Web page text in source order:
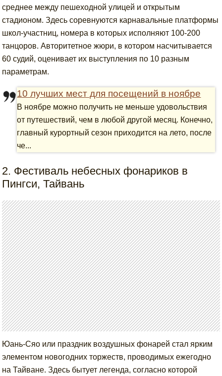
среднее между пешеходной улицей и открытым
стадионом. Здесь соревнуются карнавальные платформы
школ-участниц, номера в которых исполняют 100-200
танцоров. Авторитетное жюри, в котором насчитывается
60 судий, оценивает их выступления по 10 разным
параметрам.
10 лучших мест для посещений в ноябре
В ноябре можно получить не меньше удовольствия
от путешествий, чем в любой другой месяц. Конечно,
главный курортный сезон приходится на лето, после
че...
2. Фестиваль небесных фонариков в
Пингси, Тайвань
Юань-Сяо или праздник воздушных фонарей стал ярким
элементом новогодних торжеств, проводимых ежегодно
на Тайване. Здесь бытует легенда, согласно которой